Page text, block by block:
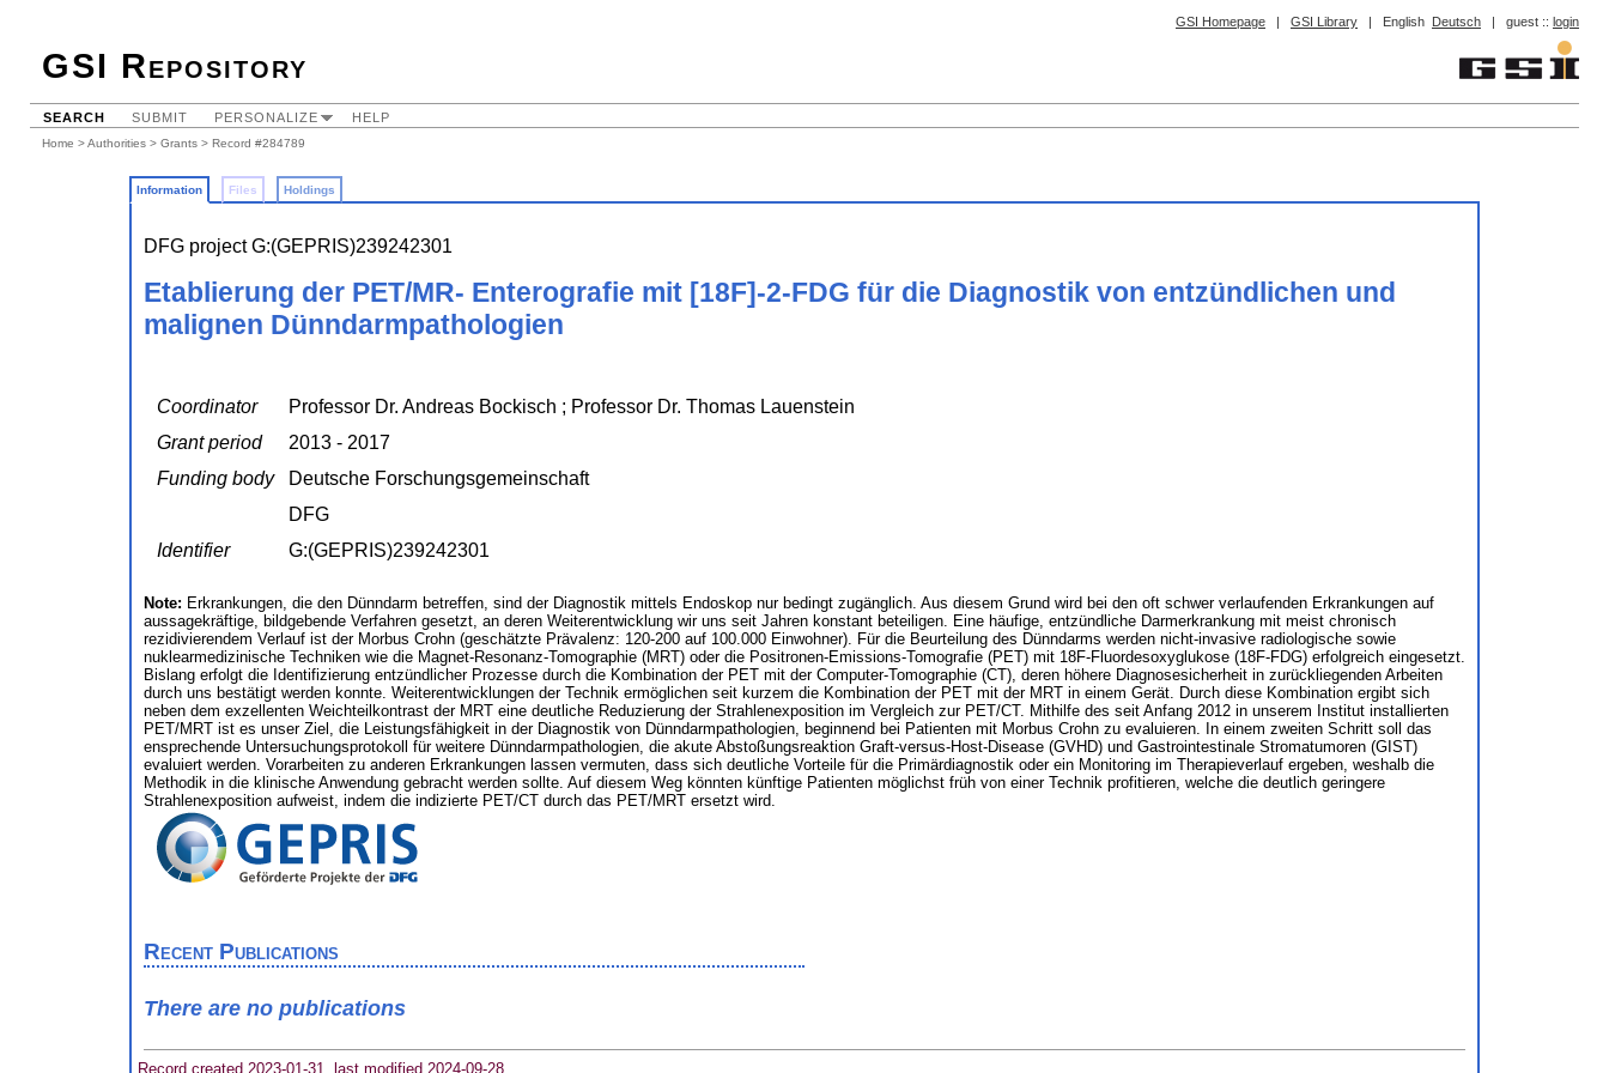
GSI Homepage | GSI Library | English Deutsch | guest :: login
GSI Repository
SEARCH SUBMIT PERSONALIZE HELP
Home >Authorities > Grants > Record #284789
Information Files Holdings
DFG project G:(GEPRIS)239242301
Etablierung der PET/MR- Enterografie mit [18F]-2-FDG für die Diagnostik von entzündlichen und
malignen Dünndarmpathologien
Coordinator
Professor Dr. Andreas Bockisch ; Professor Dr. Thomas Lauenstein
Grant period
2013 - 2017
Funding body
Deutsche Forschungsgemeinschaft
DFG
Identifier
G:(GEPRIS)239242301
Note: Erkrankungen, die den Dünndarm betreffen, sind der Diagnostik mittels Endoskop nur bedingt zugänglich. Aus diesem Grund wird bei den oft schwer verlaufenden Erkrankungen auf
aussagekräftige, bildgebende Verfahren gesetzt, an deren Weiterentwicklung wir uns seit Jahren konstant beteiligen. Eine häufige, entzündliche Darmerkrankung mit meist chronisch
rezidivierendem Verlauf ist der Morbus Crohn (geschätzte Prävalenz: 120-200 auf 100.000 Einwohner). Für die Beurteilung des Dünndarms werden nicht-invasive radiologische sowie
nuklearmedizinische Techniken wie die Magnet-Resonanz-Tomographie (MRT) oder die Positronen-Emissions-Tomografie (PET) mit 18F-Fluordesoxyglukose (18F-FDG) erfolgreich eingesetzt.
Bislang erfolgt die Identifizierung entzündlicher Prozesse durch die Kombination der PET mit der Computer-Tomographie (CT), deren höhere Diagnosesicherheit in zurückliegenden Arbeiten
durch uns bestätigt werden konnte. Weiterentwicklungen der Technik ermöglichen seit kurzem die Kombination der PET mit der MRT in einem Gerät. Durch diese Kombination ergibt sich
neben dem exzellenten Weichteilkontrast der MRT eine deutliche Reduzierung der Strahlenexposition im Vergleich zur PET/CT. Mithilfe des seit Anfang 2012 in unserem Institut installierten
PET/MRT ist es unser Ziel, die Leistungsfähigkeit in der Diagnostik von Dünndarmpathologien, beginnend bei Patienten mit Morbus Crohn zu evaluieren. In einem zweiten Schritt soll das
ensprechende Untersuchungsprotokoll für weitere Dünndarmpathologien, die akute Abstoßungsreaktion Graft-versus-Host-Disease (GVHD) und Gastrointestinale Stromatumoren (GIST)
evaluiert werden. Vorarbeiten zu anderen Erkrankungen lassen vermuten, dass sich deutliche Vorteile für die Primärdiagnostik oder ein Monitoring im Therapieverlauf ergeben, weshalb die
Methodik in die klinische Anwendung gebracht werden sollte. Auf diesem Weg könnten künftige Patienten möglichst früh von einer Technik profitieren, welche die deutlich geringere
Strahlenexposition aufweist, indem die indizierte PET/CT durch das PET/MRT ersetzt wird.
Recent Publications
There are no publications
Record created 2023-01-31, last modified 2024-09-28